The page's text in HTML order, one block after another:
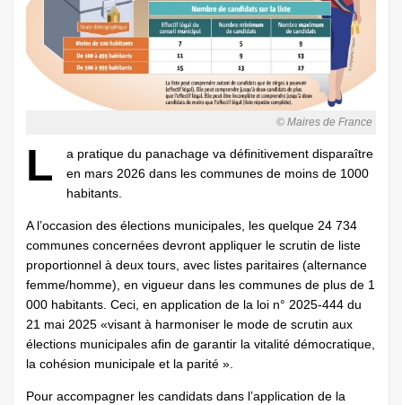
© Maires de France
L
a pratique du panachage va définitivement disparaître
en mars 2026 dans les communes de moins de 1000
habitants.
A l’occasion des élections municipales, les quelque 24 734
communes concernées devront appliquer le scrutin de liste
proportionnel à deux tours, avec listes paritaires (alternance
femme/homme), en vigueur dans les communes de plus de 1
000 habitants. Ceci, en application de la loi n° 2025-444 du
21 mai 2025 «visant à harmoniser le mode de scrutin aux
élections municipales afin de garantir la vitalité démocratique,
la cohésion municipale et la parité ».
Pour accompagner les candidats dans l’application de la